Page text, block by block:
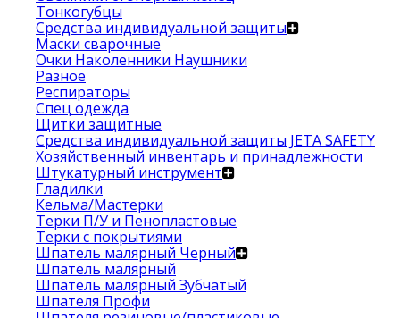
Тонкогубцы
Средства индивидуальной защиты
Маски сварочные
Очки Наколенники Наушники
Разное
Респираторы
Спец одежда
Щитки защитные
Средства индивидуальной защиты JETA SAFETY
Хозяйственный инвентарь и принадлежности
Штукатурный инструмент
Гладилки
Кельма/Мастерки
Терки П/У и Пенопластовые
Терки с покрытиями
Шпатель малярный Черный
Шпатель малярный
Шпатель малярный Зубчатый
Шпателя Профи